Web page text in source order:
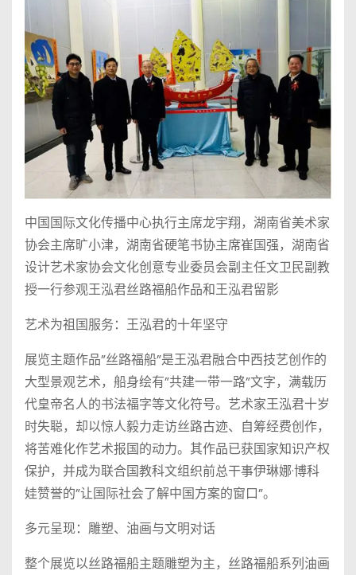
中国国际文化传播中心执行主席龙宇翔，湖南省美术家
协会主席旷小津，湖南省硬笔书协主席崔国强，湖南省
设计艺术家协会文化创意专业委员会副主任文卫民副教
授一行参观王泓君丝路福船作品和王泓君留影
艺术为祖国服务：王泓君的十年坚守
展览主题作品”丝路福船”是王泓君融合中西技艺创作的
大型景观艺术，船身绘有”共建一带一路”文字，满载历
代皇帝名人的书法福字等文化符号。艺术家王泓君十岁
时失聪，却以惊人毅力走访丝路古迹、自筹经费创作，
将苦难化作艺术报国的动力。其作品已获国家知识产权
保护，并成为联合国教科文组织前总干事伊琳娜·博科
娃赞誉的”让国际社会了解中国方案的窗口”。
多元呈现：雕塑、油画与文明对话
整个展览以丝路福船主题雕塑为主，丝路福船系列油画